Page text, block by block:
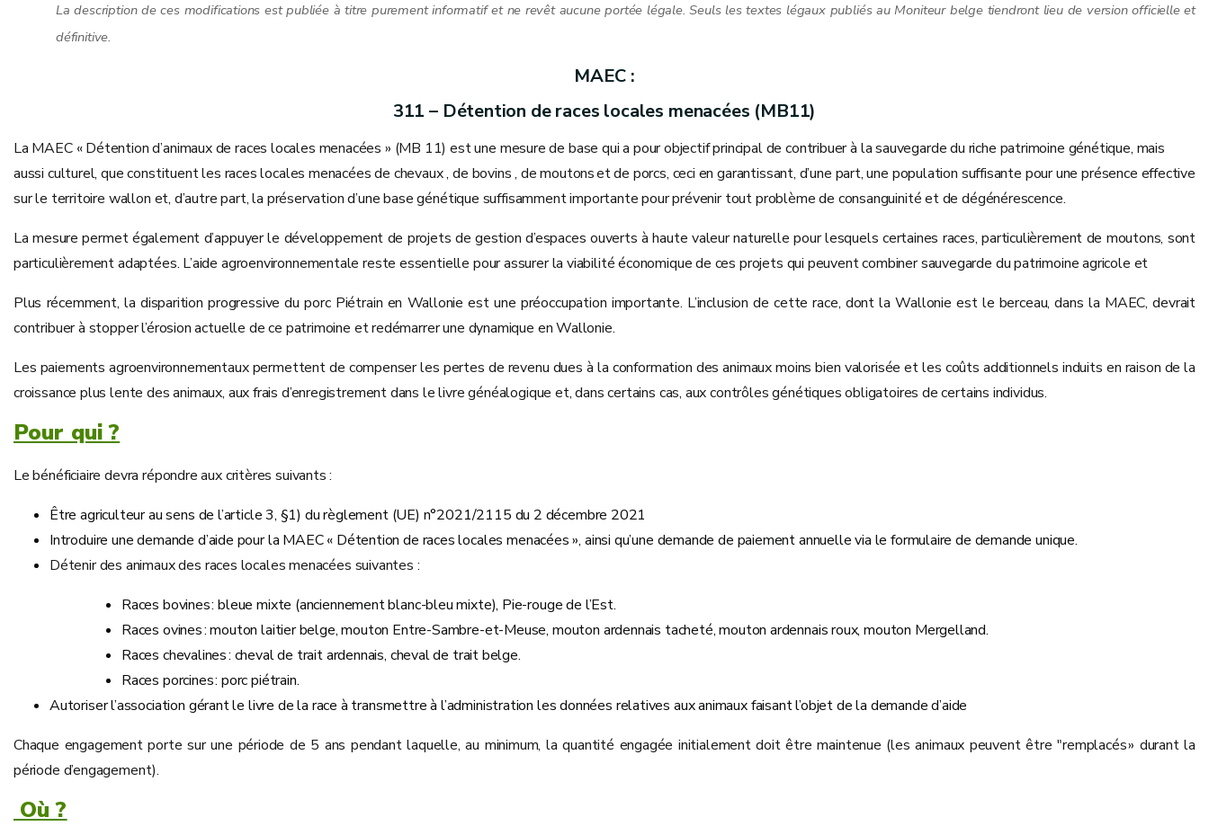
La description de ces modifications est publiée à titre purement informatif et ne revêt aucune portée légale. Seuls les textes légaux publiés au Moniteur belge tiendront lieu de version officielle et
définitive.
MAEC :
311 – Détention de races locales menacées (MB11)
La MAEC « Détention d’animaux de races locales menacées » (MB 11) est une mesure de base qui a pour objectif principal de contribuer à la sauvegarde du riche patrimoine génétique, mais
aussi culturel, que constituent les races locales menacées de chevaux , de bovins , de moutons et de porcs, ceci en garantissant, d’une part, une population suffisante pour une présence effective
sur le territoire wallon et, d’autre part, la préservation d’une base génétique suffisamment importante pour prévenir tout problème de consanguinité et de dégénérescence.
La mesure permet également d’appuyer le développement de projets de gestion d’espaces ouverts à haute valeur naturelle pour lesquels certaines races, particulièrement de moutons, sont
particulièrement adaptées. L’aide agroenvironnementale reste essentielle pour assurer la viabilité économique de ces projets qui peuvent combiner sauvegarde du patrimoine agricole et
Plus récemment, la disparition progressive du porc Piétrain en Wallonie est une préoccupation importante. L’inclusion de cette race, dont la Wallonie est le berceau, dans la MAEC, devrait
contribuer à stopper l’érosion actuelle de ce patrimoine et redémarrer une dynamique en Wallonie.
Les paiements agroenvironnementaux permettent de compenser les pertes de revenu dues à la conformation des animaux moins bien valorisée et les coûts additionnels induits en raison de la
croissance plus lente des animaux, aux frais d’enregistrement dans le livre généalogique et, dans certains cas, aux contrôles génétiques obligatoires de certains individus.
Pour qui ?
Le bénéficiaire devra répondre aux critères suivants :
Être agriculteur au sens de l’article 3, §1) du règlement (UE) n°2021/2115 du 2 décembre 2021
Introduire une demande d’aide pour la MAEC « Détention de races locales menacées », ainsi qu’une demande de paiement annuelle via le formulaire de demande unique.
Détenir des animaux des races locales menacées suivantes :
Races bovines : bleue mixte (anciennement blanc-bleu mixte), Pie-rouge de l’Est.
Races ovines : mouton laitier belge, mouton Entre-Sambre-et-Meuse, mouton ardennais tacheté, mouton ardennais roux, mouton Mergelland.
Races chevalines : cheval de trait ardennais, cheval de trait belge.
Races porcines : porc piétrain.
Autoriser l’association gérant le livre de la race à transmettre à l’administration les données relatives aux animaux faisant l’objet de la demande d’aide
Chaque engagement porte sur une période de 5 ans pendant laquelle, au minimum, la quantité engagée initialement doit être maintenue (les animaux peuvent être "remplacés » durant la
période d’engagement).
Où ?